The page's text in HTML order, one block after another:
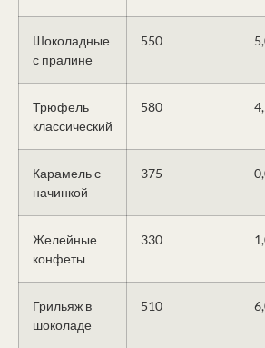
Шоколадные
с пралине
550
Трюфель
классический
580
Карамель с
начинкой
375
Желейные
конфеты
330
Грильяж в
шоколаде
510